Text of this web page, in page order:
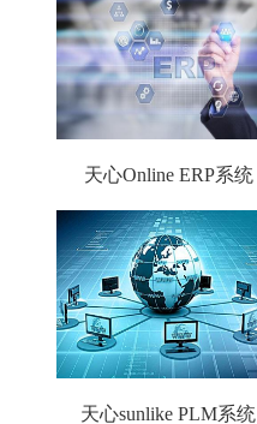
天心Online ERP系统
天心sunlike PLM系统